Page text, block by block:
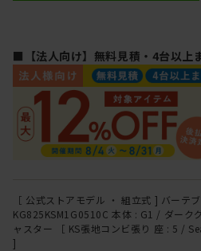
■【法人向け】無料見積・4台以上
［ 公式ストアモデル ・ 組立式 ] バーテ
KG825KSM1G0510C 本体 : G1 / ダー
ャスター ［ KS張地コンビ張り 座 : 5 /
]